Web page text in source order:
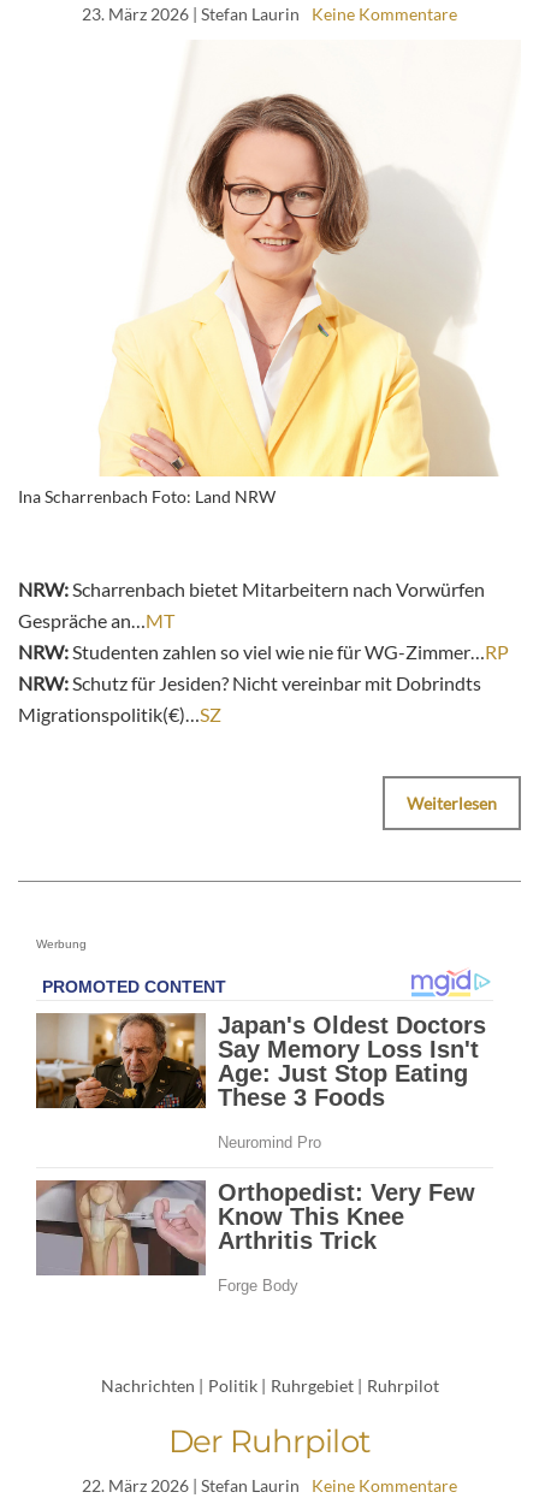
23. März 2026 | Stefan Laurin Keine Kommentare
Ina Scharrenbach Foto: Land NRW
NRW: Scharrenbach bietet Mitarbeitern nach Vorwürfen
Gespräche an… MT
NRW: Studenten zahlen so viel wie nie für WG-Zimmer… RP
NRW: Schutz für Jesiden? Nicht vereinbar mit Dobrindts
Migrationspolitik(€)… SZ
Weiterlesen
Werbung
Nachrichten | Politik | Ruhrgebiet | Ruhrpilot
Der Ruhrpilot
22. März 2026 | Stefan Laurin Keine Kommentare